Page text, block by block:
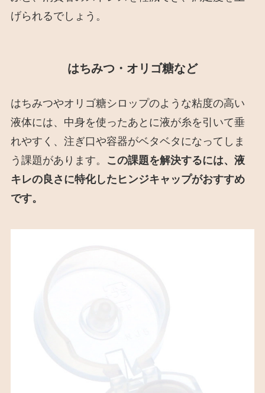
げられるでしょう。
はちみつ・オリゴ糖など
はちみつやオリゴ糖シロップのような粘度の高い
液体には、中身を使ったあとに液が糸を引いて垂
れやすく、注ぎ口や容器がベタベタになってしま
う課題があります。 この課題を解決するには、液
キレの良さに特化したヒンジキャップがおすすめ
です。